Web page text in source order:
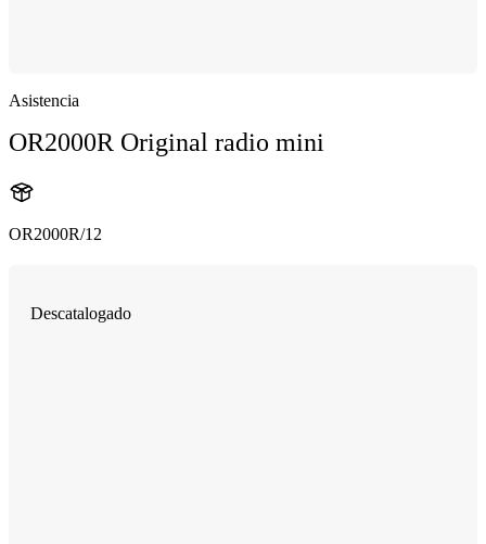
Asistencia
OR2000R Original radio mini
OR2000R/12
Descatalogado